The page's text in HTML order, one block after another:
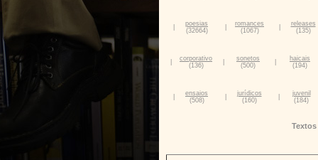
poesias
(32664)
romances
(1067)
releases
(135)
corporativo
(136)
sonetos
(500)
haicais
(194)
ensaios
(508)
jurídicos
(160)
juvenil
(184)